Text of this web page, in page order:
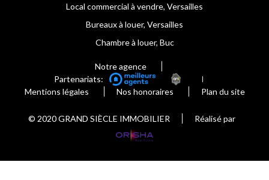
Local commercial à vendre, Versailles
Bureaux à louer, Versailles
Chambre à louer, Buc
Notre agence
Partenariats:
Mentions légales
Nos honoraires Plan du site
© 2020 GRAND SIÈCLE IMMOBILIER Réalisé par